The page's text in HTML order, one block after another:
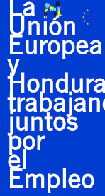
La
Unión
Europea
y
juntos
por
el
Empleo